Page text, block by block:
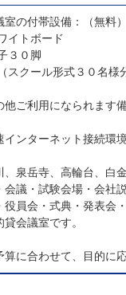
室の付帯設備：（無料）
イトボード
３０脚
スクール形式３０名様
他ご利用になられます
インターネット接続環
、泉岳寺、高輪台、白
会議・試験会場・会社
役員会・式典・発表会
貸会議室です。
算に合わせて、目的に